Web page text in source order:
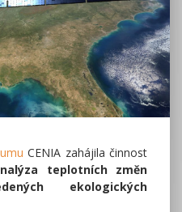
CENIA zahájila činnost
teplotních změn
ekologických